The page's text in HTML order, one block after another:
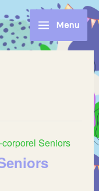
Menu
Seniors